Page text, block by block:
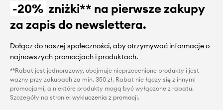
-20% zniżki** na pierwsze zakupy
za zapis do newslettera.
Dołącz do naszej społeczności, aby otrzymywać informacje o
najnowszych promocjach i produktach.
**Rabat jest jednorazowy, obejmuje nieprzecenione produkty i jest
ważny przy zakupach za min. 350 zł. Rabat nie łączy się z innymi
promocjami, a niektóre produkty mogą być wyłączone z rabatu.
Szczegóły na stronie: wykluczenia z promocji.